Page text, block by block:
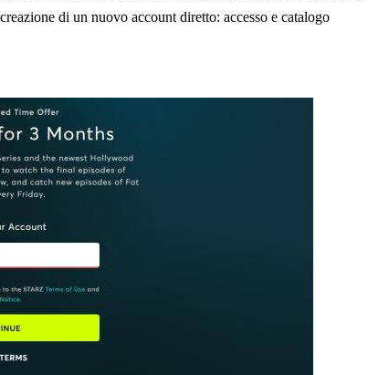
di un nuovo account diretto: accesso e catalogo